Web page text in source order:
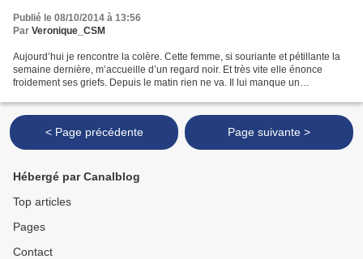
Publié le 08/10/2014 à 13:56
Par Veronique_CSM
Aujourd’hui je rencontre la colère. Cette femme, si souriante et pétillante la
semaine dernière, m’accueille d’un regard noir. Et très vite elle énonce
froidement ses griefs. Depuis le matin rien ne va. Il lui manque un
< Page précédente Page suivante >
Hébergé par Canalblog
Top articles
Pages
Contact